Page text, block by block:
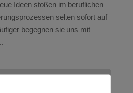
Ideen stoßen im beruflichen
selten sofort auf
begegnen sie uns mit